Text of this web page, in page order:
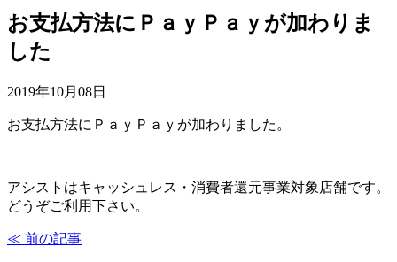
お支払方法にＰａｙＰａｙが加わりま
した
2019年10月08日
お支払方法にＰａｙＰａｙが加わりました。
アシストはキャッシュレス・消費者還元事業対象店舗です。
どうぞご利用下さい。
≪ 前の記事